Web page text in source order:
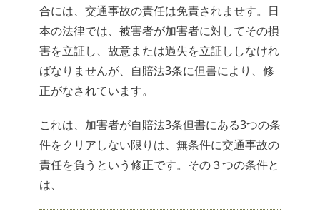
合には、交通事故の責任は免責されませす。日
本の法律では、被害者が加害者に対してその損
害を立証し、故意または過失を立証ししなけれ
ばなりませんが、自賠法3条に但書により、修
正がなされています。
これは、加害者が自賠法3条但書にある3つの条
件をクリアしない限りは、無条件に交通事故の
責任を負うという修正です。その３つの条件と
は、